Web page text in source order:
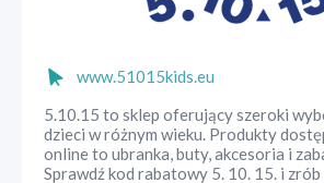
www.51015kids.eu
5.10.15 to sklep oferujący szeroki
dzieci w różnym wieku. Produkty
online to ubranka, buty, akcesoria i
Sprawdź kod rabatowy 5. 10. 15. i